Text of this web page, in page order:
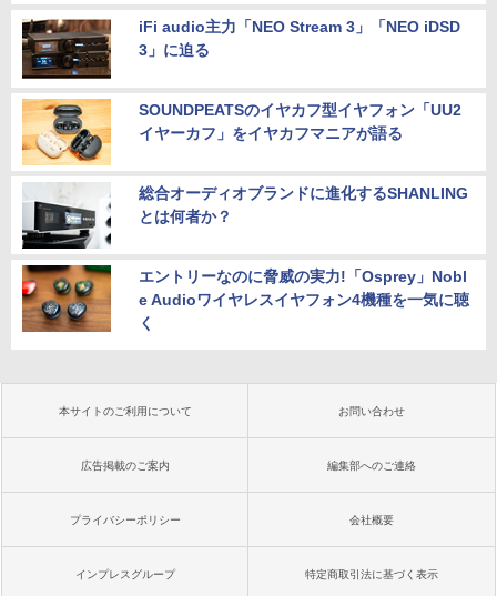
iFi audio主力「NEO Stream 3」「NEO iDSD
3」に迫る
SOUNDPEATSのイヤカフ型イヤフォン「UU2
イヤーカフ」をイヤカフマニアが語る
総合オーディオブランドに進化するSHANLING
とは何者か？
エントリーなのに脅威の実力!「Osprey」Nobl
e Audioワイヤレスイヤフォン4機種を一気に聴
く
本サイトのご利用について お問い合わせ
広告掲載のご案内 編集部へのご連絡
プライバシーポリシー 会社概要
インプレスグループ 特定商取引法に基づく表示